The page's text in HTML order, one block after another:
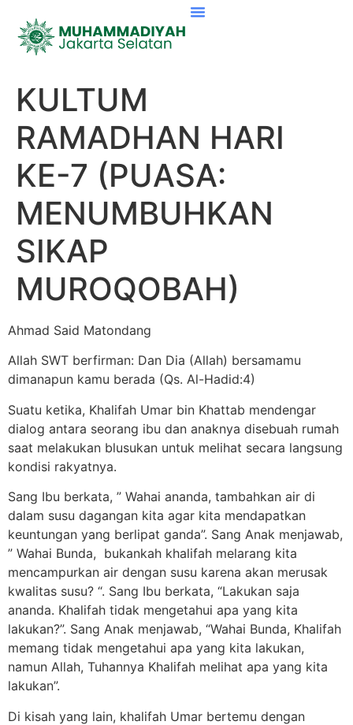
KULTUM
RAMADHAN HARI
KE-7 (PUASA:
MENUMBUHKAN
SIKAP
MUROQOBAH)
Ahmad Said Matondang
Allah SWT berfirman: Dan Dia (Allah) bersamamu
dimanapun kamu berada (Qs. Al-Hadid:4)
Suatu ketika, Khalifah Umar bin Khattab mendengar
dialog antara seorang ibu dan anaknya disebuah rumah
saat melakukan blusukan untuk melihat secara langsung
kondisi rakyatnya.
Sang Ibu berkata, ” Wahai ananda, tambahkan air di
dalam susu dagangan kita agar kita mendapatkan
keuntungan yang berlipat ganda”. Sang Anak menjawab,
” Wahai Bunda, bukankah khalifah melarang kita
mencampurkan air dengan susu karena akan merusak
kwalitas susu? “. Sang Ibu berkata, “Lakukan saja
ananda. Khalifah tidak mengetahui apa yang kita
lakukan?”. Sang Anak menjawab, “Wahai Bunda, Khalifah
memang tidak mengetahui apa yang kita lakukan,
namun Allah, Tuhannya Khalifah melihat apa yang kita
lakukan”.
Di kisah yang lain, khalifah Umar bertemu dengan